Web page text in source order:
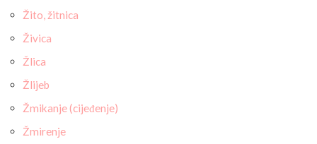
Žito, žitnica
Živica
Žlica
Žlijeb
Žmikanje (cijeđenje)
Žmirenje